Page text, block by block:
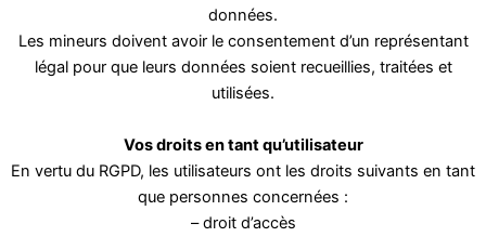
données.
Les mineurs doivent avoir le consentement d’un représentant
légal pour que leurs données soient recueillies, traitées et
utilisées.
Vos droits en tant qu’utilisateur
En vertu du RGPD, les utilisateurs ont les droits suivants en tant
que personnes concernées :
– droit d’accès